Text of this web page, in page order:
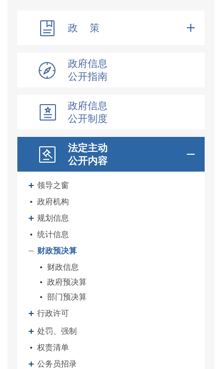
政 策
政府信息
公开指南
政府信息
公开制度
法定主动
公开内容
领导之窗
政府机构
规划信息
统计信息
财政预决算
财政信息
政府预决算
部门预决算
行政许可
处罚、强制
权责清单
公务员招录